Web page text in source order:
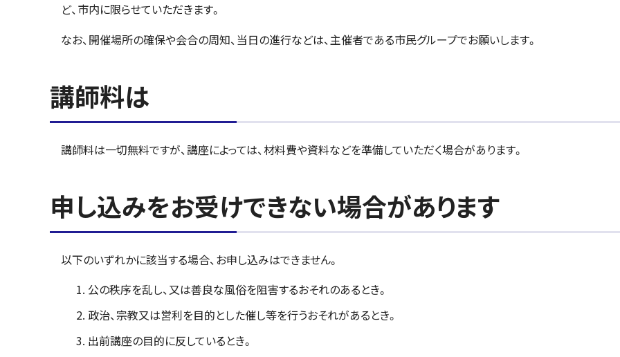
ど、市内に限らせていただきます。
なお、開催場所の確保や会合の周知、当日の進行などは、主催者である市民グループでお願いします。
講師料は
講師料は一切無料ですが、講座によっては、材料費や資料などを準備していただく場合があります。
申し込みをお受けできない場合があります
以下のいずれかに該当する場合、お申し込みはできません。
公の秩序を乱し、又は善良な風俗を阻害するおそれのあるとき。
政治、宗教又は営利を目的とした催し等を行うおそれがあるとき。
出前講座の目的に反しているとき。